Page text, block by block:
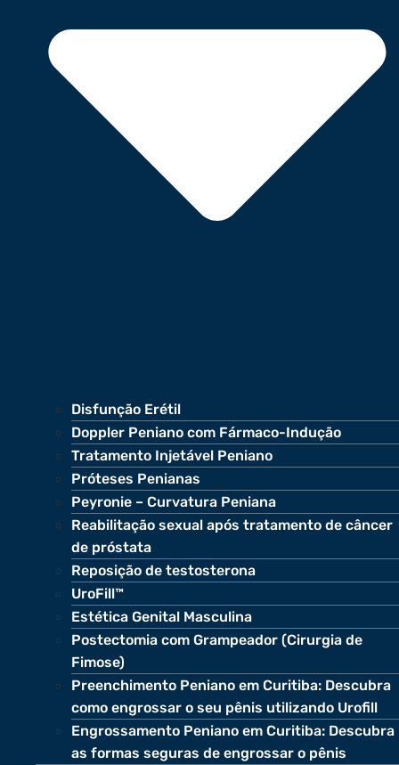
Disfunção Erétil
Doppler Peniano com Fármaco-Indução
Tratamento Injetável Peniano
Próteses Penianas
Peyronie – Curvatura Peniana
Reabilitação sexual após tratamento de câncer
de próstata
Reposição de testosterona
UroFill™
Estética Genital Masculina
Postectomia com Grampeador (Cirurgia de
Fimose)
Preenchimento Peniano em Curitiba: Descubra
como engrossar o seu pênis utilizando Urofill
Engrossamento Peniano em Curitiba: Descubra
as formas seguras de engrossar o pênis